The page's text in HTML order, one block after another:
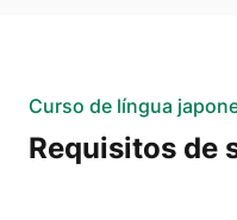
Curso de língua
Requisitos de